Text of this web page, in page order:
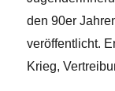
den 90er
veröffentlicht.
Krieg,